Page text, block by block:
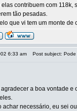
contribuem com
tão pesadas.
que vi tem um monte
6:33 am Post subject: Pode
a boa vontade
achar necessário, eu sei